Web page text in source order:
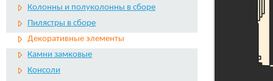
Колонны и полуколонны в сборе
Пилястры в сборе
Декоративные элементы
Камни замковые
Консоли